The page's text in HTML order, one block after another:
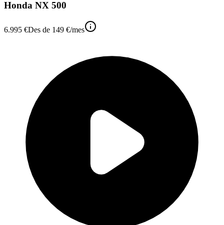
Honda NX 500
6.995 €Des de 149 €/mes